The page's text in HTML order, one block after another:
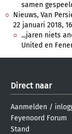
samen
Nieuws, Van
22 januari 2018,
...jaren niets
United en
Direct naar
Aanmelden /
Feyenoord Forum
Stand